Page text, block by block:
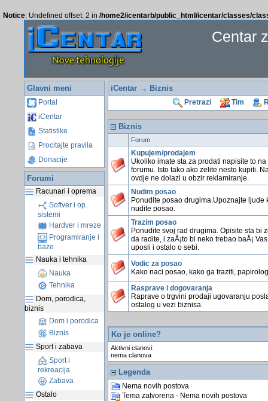
Notice: Undefined offset: 2 in /home2/icentarb/public_html/icentar/classes/
Centar
Glavni meni
Portal
iCentar
Statistike
Procitajte pravila
Donacije
Forumi
Racunari i oprema
Softver i op.
sistemi
Hardver i mreze
Programiranje i
baze
Nauka i tehnika
Nauka
Tehnika
Dom, porodica,
biznis
Dom i porodica
Biznis
Sport i zabava
Sport i
rekreacija
Zabava
Ostalo
iCentar→ Biznis
Pretrazi Tim
Biznis
Forum
Kupujem/prodajem
Ukoliko imate sta za prodati napisite to na
forumu. Isto tako ako zelite nesto kupiti.
ovdje ne dolazi u obzir reklamiranje.
Nudim posao
Ponudite posao drugima.Upoznajte ljude
nudite posao.
Trazim posao
Ponudite svoj rad drugima. Opisite sta bi
da radite, i zaÅ¡to bi neko trebao baÅ¡
uposli i ostalo o sebi.
Vodic za posao
Kako naci posao, kako ga traziti,
Rasprave i dogovaranja
Raprave o trgvini prodaji ugovaranju
ostalog u vezi biznisa.
Ko je online?
Aktivni clanovi:
nema clanova
Legenda
Nema novih postova
Tema zatvorena - Nema novih postova